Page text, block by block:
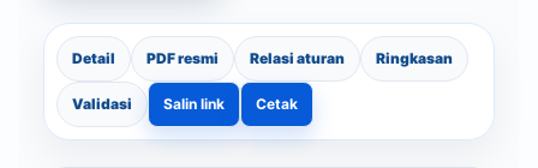
Detail PDF resmi Relasi aturan Ringkasan
Validasi Salin link Cetak